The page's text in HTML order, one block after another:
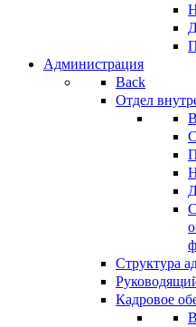
Администрация
Back
Отдел
Структура
Кадровое